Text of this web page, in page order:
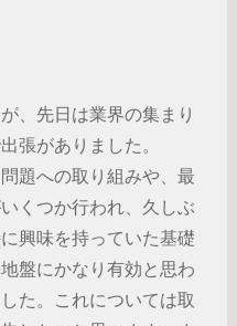
、先日は業界の集まり
張がありました。
題への取り組みや、最
くつか行われ、久しぶ
興味を持っていた基礎
盤にかなり有効と思わ
た。これについては取